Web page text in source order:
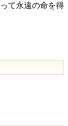
て永遠の命を得